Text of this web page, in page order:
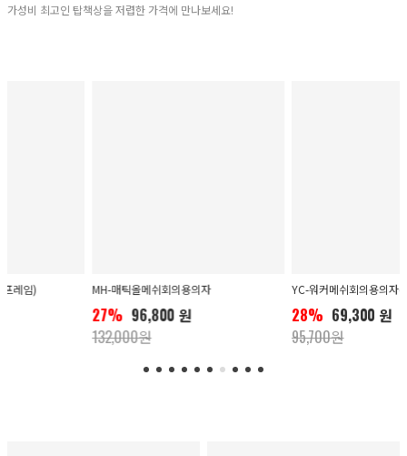
가성비 최고인 탑책상을 저렵한 가격에 만나보세요!
MH-매틱올메쉬회의용의자
96,800 원
YC-워커메쉬회의용의자(팔유)
69,300 원